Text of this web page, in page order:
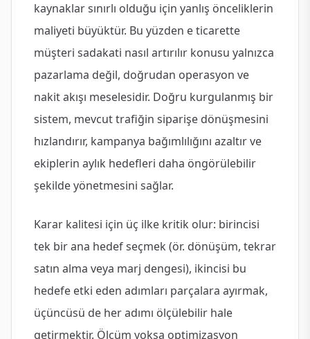
kaynaklar sınırlı olduğu için yanlış önceliklerin
maliyeti büyüktür. Bu yüzden e ticarette
müşteri sadakati nasıl artırılır konusu yalnızca
pazarlama değil, doğrudan operasyon ve
nakit akışı meselesidir. Doğru kurgulanmış bir
sistem, mevcut trafiğin siparişe dönüşmesini
hızlandırır, kampanya bağımlılığını azaltır ve
ekiplerin aylık hedefleri daha öngörülebilir
şekilde yönetmesini sağlar.
Karar kalitesi için üç ilke kritik olur: birincisi
tek bir ana hedef seçmek (ör. dönüşüm, tekrar
satın alma veya marj dengesi), ikincisi bu
hedefe etki eden adımları parçalara ayırmak,
üçüncüsü de her adımı ölçülebilir hale
getirmektir. Ölçüm yoksa optimizasyon